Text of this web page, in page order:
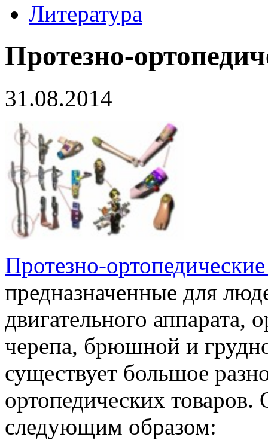
Литература
Протезно-
31.08.2014
Протезно-
предназначенные для
двигательного аппарата,
черепа, брюшной и
существует большое
ортопедических
следующим образом: